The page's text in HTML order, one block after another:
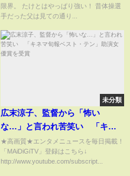
限界。 たけとはやっぱり強い！ 昔体操選
手だった父は見ての通り...
未分類
広末涼子、監督から「怖い
な…」と言われ苦笑い 「キネ
マ旬報ベスト・テン」助演女優
賞を受賞
★高画質★エンタメニュースを毎日掲載！
「MAiDiGiTV」登録はこちら↓
http://www.youtube.com/subscript...